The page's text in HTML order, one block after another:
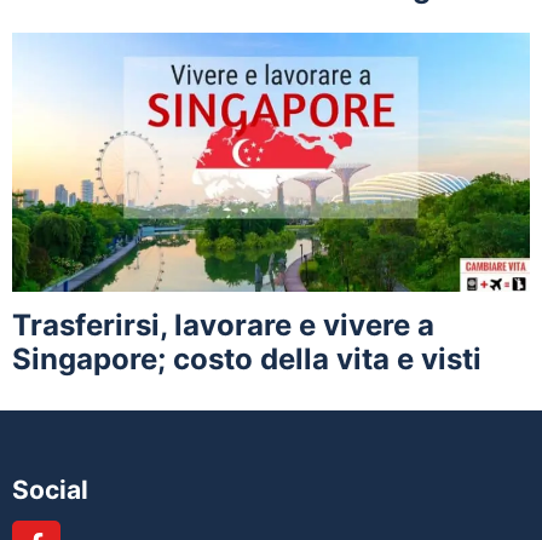
Trasferirsi, lavorare e vivere a
Singapore; costo della vita e visti
Social